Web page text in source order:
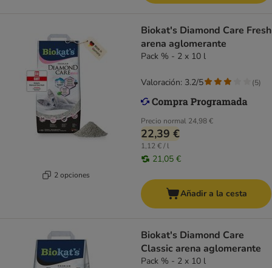
2 opciones
Biokat's Diamond Care Fresh
arena aglomerante
Pack % - 2 x 10 l
Precio normal 24,98 €
22,39 €
1,12 € / l
21,05 €
Valoración: 3.2/5 (5)
Añadir a la cesta
Biokat's Diamond Care
Classic arena aglomerante
Pack % - 2 x 10 l